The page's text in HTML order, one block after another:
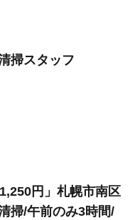
掃スタッフ
円」札幌市南区
掃/午前のみ3時間/